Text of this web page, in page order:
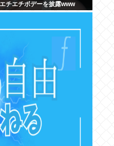
チエチボデーを披露www